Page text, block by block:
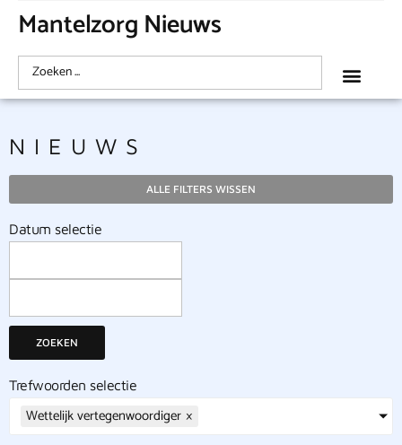
Mantelzorg Nieuws
NIEUWS
ALLE FILTERS WISSEN
Datum selectie
ZOEKEN
Trefwoorden selectie
Wettelijk vertegenwoordiger ×